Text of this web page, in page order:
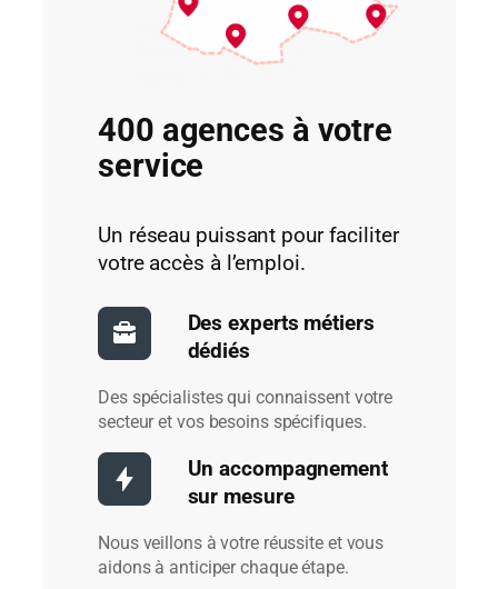
400 agences à votre
service
Un réseau puissant pour faciliter
votre accès à l’emploi.
Des experts métiers
dédiés
Des spécialistes qui connaissent votre
secteur et vos besoins spécifiques.
Un accompagnement
sur mesure
Nous veillons à votre réussite et vous
aidons à anticiper chaque étape.